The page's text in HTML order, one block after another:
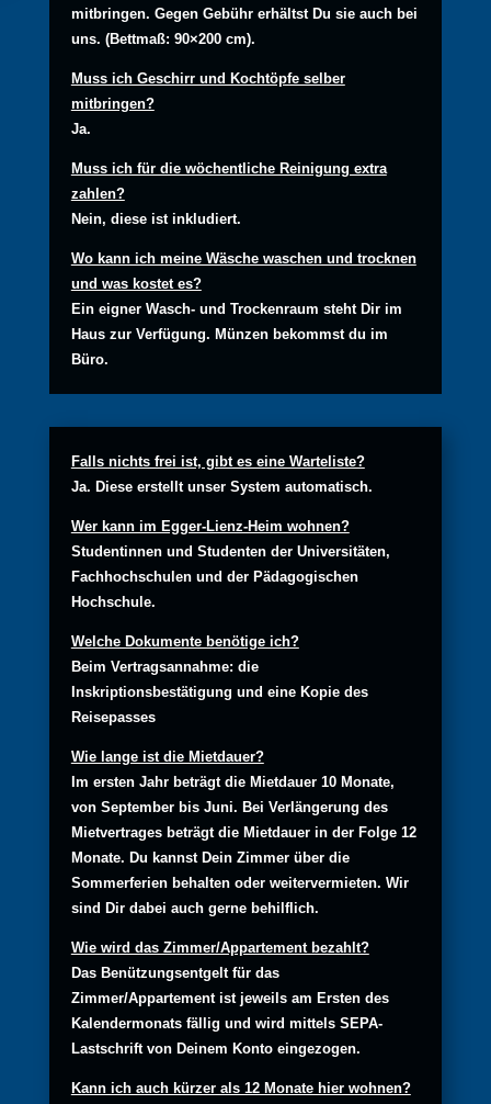
mitbringen. Gegen Gebühr erhältst Du sie auch bei
uns. (Bettmaß: 90×200 cm).
Muss ich Geschirr und Kochtöpfe selber
mitbringen?
Ja.
Muss ich für die wöchentliche Reinigung extra
zahlen?
Nein, diese ist inkludiert.
Wo kann ich meine Wäsche waschen und trocknen
und was kostet es?
Ein eigner Wasch- und Trockenraum steht Dir im
Haus zur Verfügung. Münzen bekommst du im
Büro.
Falls nichts frei ist, gibt es eine Warteliste?
Ja. Diese erstellt unser System automatisch.
Wer kann im Egger-Lienz-Heim wohnen?
Studentinnen und Studenten der Universitäten,
Fachhochschulen und der Pädagogischen
Hochschule.
Welche Dokumente benötige ich?
Beim Vertragsannahme: die
Inskriptionsbestätigung und eine Kopie des
Reisepasses
Wie lange ist die Mietdauer?
Im ersten Jahr beträgt die Mietdauer 10 Monate,
von September bis Juni. Bei Verlängerung des
Mietvertrages beträgt die Mietdauer in der Folge 12
Monate. Du kannst Dein Zimmer über die
Sommerferien behalten oder weitervermieten. Wir
sind Dir dabei auch gerne behilflich.
Wie wird das Zimmer/Appartement bezahlt?
Das Benützungsentgelt für das
Zimmer/Appartement ist jeweils am Ersten des
Kalendermonats fällig und wird mittels SEPA-
Lastschrift von Deinem Konto eingezogen.
Kann ich auch kürzer als 12 Monate hier wohnen?